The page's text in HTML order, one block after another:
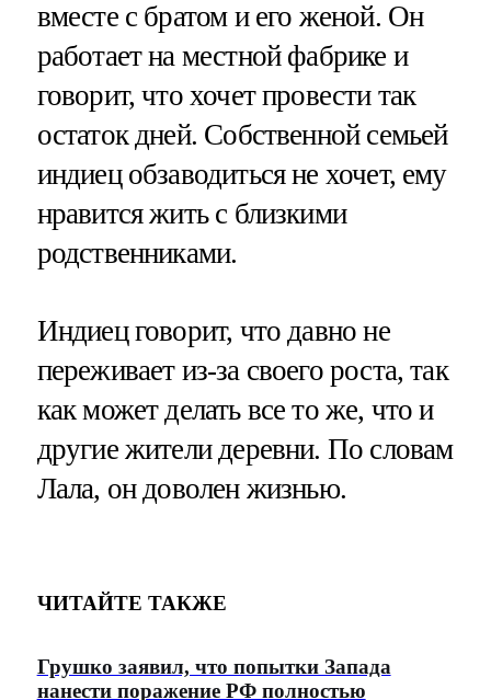
вместе с братом и его женой. Он
работает на местной фабрике и
говорит, что хочет провести так
остаток дней. Собственной семьей
индиец обзаводиться не хочет, ему
нравится жить с близкими
родственниками.
Индиец говорит, что давно не
переживает из-за своего роста, так
как может делать все то же, что и
другие жители деревни. По словам
Лала, он доволен жизнью.
ЧИТАЙТЕ ТАКЖЕ
Грушко заявил, что попытки Запада
нанести поражение РФ полностью